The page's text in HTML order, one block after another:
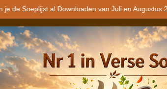
soep online voor een vriend of iemand die je